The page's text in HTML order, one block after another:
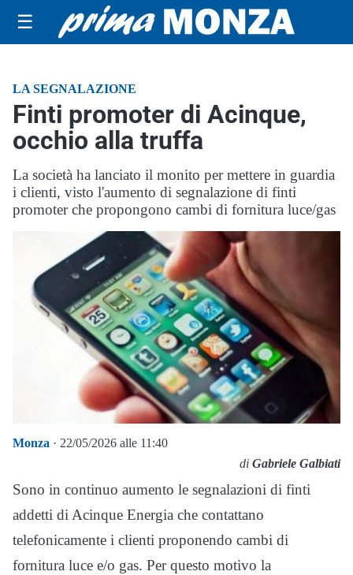
☰
LA SEGNALAZIONE
Finti promoter di Acinque,
occhio alla truffa
La società ha lanciato il monito per mettere in guardia
i clienti, visto l'aumento di segnalazione di finti
promoter che propongono cambi di fornitura luce/gas
Monza · 22/05/2026 alle 11:40
di Gabriele Galbiati
Sono in continuo aumento le segnalazioni di finti
addetti di Acinque Energia che contattano
telefonicamente i clienti proponendo cambi di
fornitura luce e/o gas. Per questo motivo la